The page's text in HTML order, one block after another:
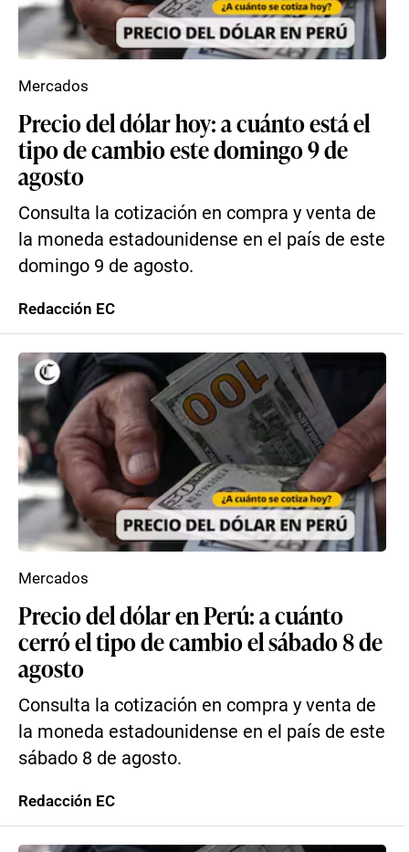
Precio del dólar hoy: a cuánto está el
tipo de cambio este domingo 9 de
agosto
Consulta la cotización en compra y venta de
la moneda estadounidense en el país de este
domingo 9 de agosto.
Mercados
Redacción EC
Precio del dólar en Perú: a cuánto
cerró el tipo de cambio el sábado 8 de
agosto
Consulta la cotización en compra y venta de
la moneda estadounidense en el país de este
sábado 8 de agosto.
Mercados
Redacción EC